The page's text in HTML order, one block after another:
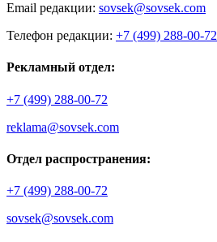
Email редакции: sovsek@sovsek.com
Телефон редакции: +7 (499) 288-00-72
Рекламный отдел:
+7 (499) 288-00-72
reklama@sovsek.com
Отдел распространения:
+7 (499) 288-00-72
sovsek@sovsek.com